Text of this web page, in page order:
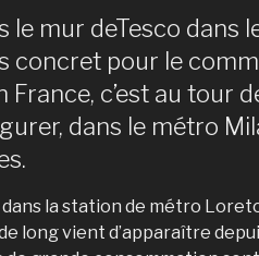
le mur deTesco dans
concret pour le
France, c’est au tour
dans le métro
dans la station de métro
long vient d’apparaître